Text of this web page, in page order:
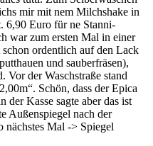
mir mit nem Milchshake in
6,90 Euro für ne Stanni-
war zum ersten Mal in einer
ordentlich auf den Lack
und sauberfräsen),
Vor der Waschstraße stand
Schön, dass der Epica
der Kasse sagte aber das ist
Außenspiegel nach der
nächstes Mal -> Spiegel